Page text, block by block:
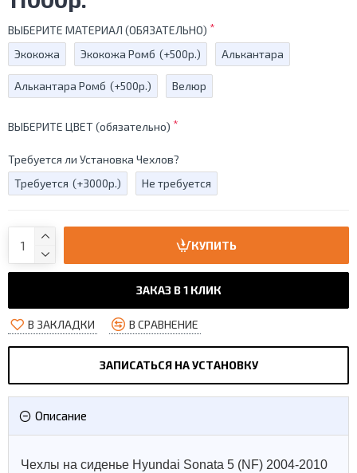
ВЫБЕРИТЕ МАТЕРИАЛ (ОБЯЗАТЕЛЬНО)
Экокожа
Экокожа Ромб (+500р.) Алькантара
Алькантара Ромб (+500р.) Велюр
ВЫБЕРИТЕ ЦВЕТ (обязательно)
Требуется ли Установка Чехлов?
Требуется (+3000р.) Не требуется
КУПИТЬ
ЗАКАЗ В 1 КЛИК
В ЗАКЛАДКИ В СРАВНЕНИЕ
ЗАПИСАТЬСЯ НА УСТАНОВКУ
Описание
Чехлы на сиденье Hyundai Sonata 5 (NF) 2004-2010